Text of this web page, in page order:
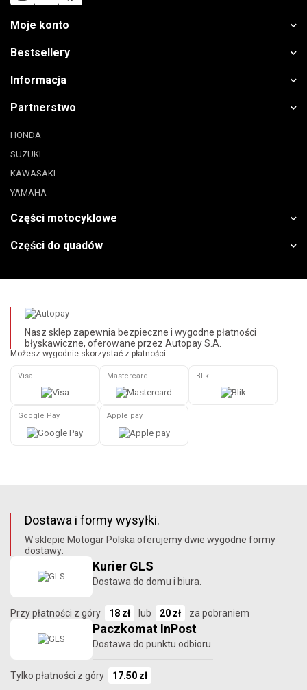
Moje konto
Bestsellery
Informacja
Partnerstwo
HONDA
SUZUKI
KAWASAKI
YAMAHA
Części motocyklowe
Części do quadów
Nasz sklep zapewnia bezpieczne i wygodne płatności
błyskawiczne, oferowane przez Autopay S.A.
Możesz wygodnie skorzystać z płatności:
Visa Mastercard Blik
Google Pay Apple pay
Dostawa i formy wysyłki.
W sklepie Motogar Polska oferujemy dwie wygodne formy
dostawy:
Kurier GLS
Dostawa do domu i biura.
Przy płatności z góry 18 zł lub 20 zł za pobraniem
Paczkomat InPost
Dostawa do punktu odbioru.
Tylko płatności z góry 17.50 zł